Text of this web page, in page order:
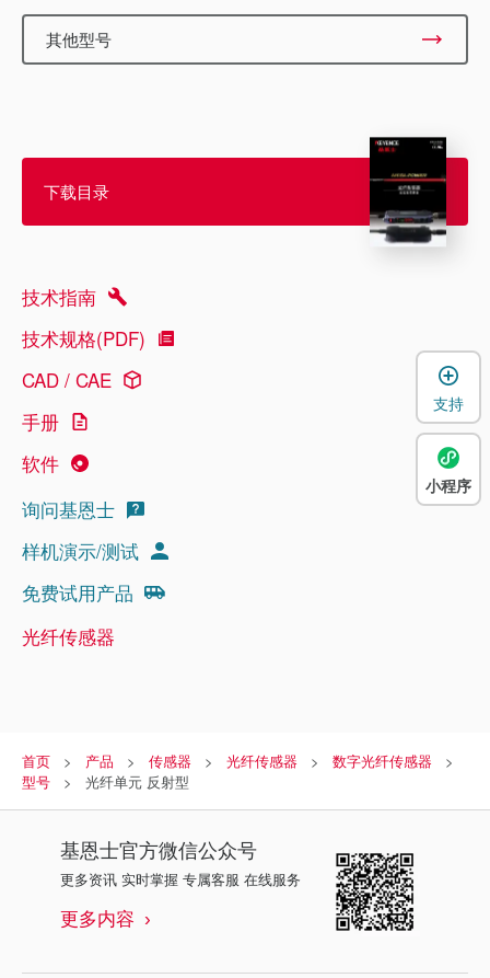
其他型号
下载目录
技术指南
技术规格(PDF)
CAD / CAE
手册
软件
询问基恩士
样机演示/测试
免费试用产品
光纤传感器
首页 产品 传感器 光纤传感器
数字光纤传感器
型号
光纤单元 反射型
基恩士官方微信公众号
更多资讯 实时掌握 专属客服 在线服务
更多内容
支持
小程序